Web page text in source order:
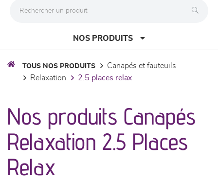
NOS PRODUITS
séjours
meubles de complément
chambres et dressing
TOUS NOS PRODUITS
canapés et fauteuils
relaxation
2.5 places relax
Nos produits Canapés
Relaxation 2.5 Places
Relax